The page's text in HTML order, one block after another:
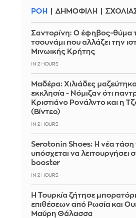
ΡΟΗ ΔΗΜΟΦΙΛΗ
Σαντορίνη: Ο έφηβος-θύμα
τσουνάμι που αλλάζει την
Μινωικής Κρήτης
IN 2 HOURS
Μαδέρα: Χιλιάδες
εκκλησία - Νόμιζαν ότι
Κριστιάνο Ρονάλντο και η
(Βίντεο)
IN 2 HOURS
Serotonin Shoes: Η νέα τάση
υπόσχεται να λειτουργήσει
booster
IN 2 HOURS
Η Τουρκία ζήτησε
επιθέσεων από Ρωσία και
Μαύρη Θάλασσα